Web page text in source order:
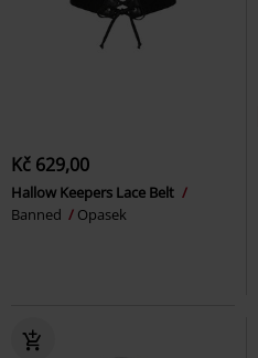
Kč 629,00
Hallow Keepers Lace Belt
Banned
Opasek